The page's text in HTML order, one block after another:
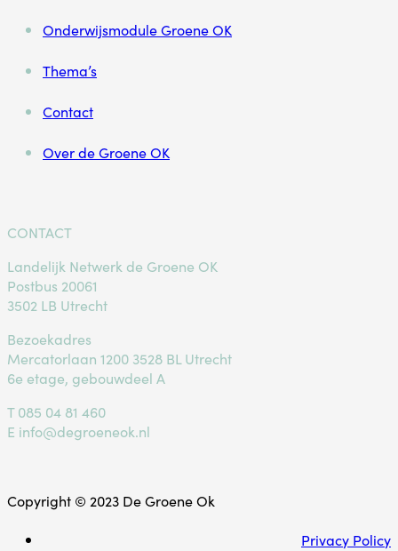
Onderwijsmodule Groene OK
Thema’s
Contact
Over de Groene OK
CONTACT
Landelijk Netwerk de Groene OK
Postbus 20061
3502 LB Utrecht
Bezoekadres
Mercatorlaan 1200 3528 BL Utrecht
6e etage, gebouwdeel A
T085 04 81 460
E info@degroeneok.nl
Copyright © 2023 De Groene Ok
Privacy Policy